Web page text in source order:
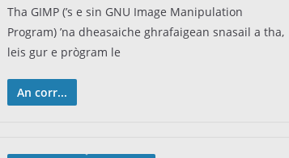
Tha GIMP (’s e sin GNU Image Manipulation
Program) ’na dheasaiche ghrafaigean snasail a tha,
leis gur e prògram le
An corr...